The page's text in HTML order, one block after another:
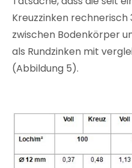
Kreuzzinken
zwischen Bodenkörper
als Rundzinken mit
(Abbildung 5).